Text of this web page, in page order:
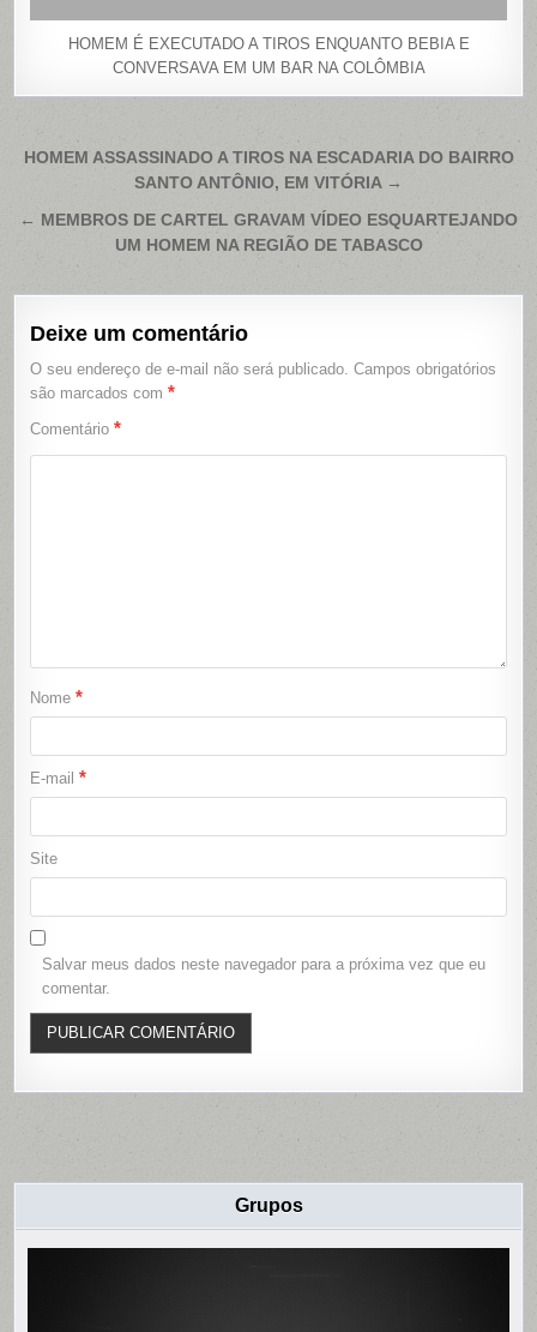
HOMEM É EXECUTADO A TIROS ENQUANTO BEBIA E
CONVERSAVA EM UM BAR NA COLÔMBIA
Navegação
Post
HOMEM ASSASSINADO A TIROS NA ESCADARIA DO BAIRRO
SANTO ANTÔNIO, EM VITÓRIA →
← MEMBROS DE CARTEL GRAVAM VÍDEO ESQUARTEJANDO
UM HOMEM NA REGIÃO DE TABASCO
Deixe um comentário
O seu endereço de e-mail não será publicado. Campos obrigatórios
são marcados com*
Comentário*
Nome*
E-mail*
Site
Salvar meus dados neste navegador para a próxima vez que eu
comentar.
Grupos